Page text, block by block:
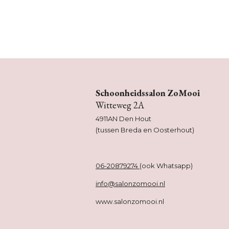
Schoonheidssalon ZoMooi
Witteweg 2A
4911AN Den Hout
(tussen Breda en Oosterhout)
06-20879274 (ook Whatsapp)
info@salonzomooi.nl
www.salonzomooi.nl